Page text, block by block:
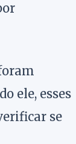
ele, esses
se